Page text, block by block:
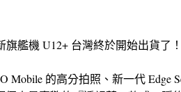
艦機 U12+ 台灣終於開始出貨了！
Mobile 的高分拍照、新一代 Edge